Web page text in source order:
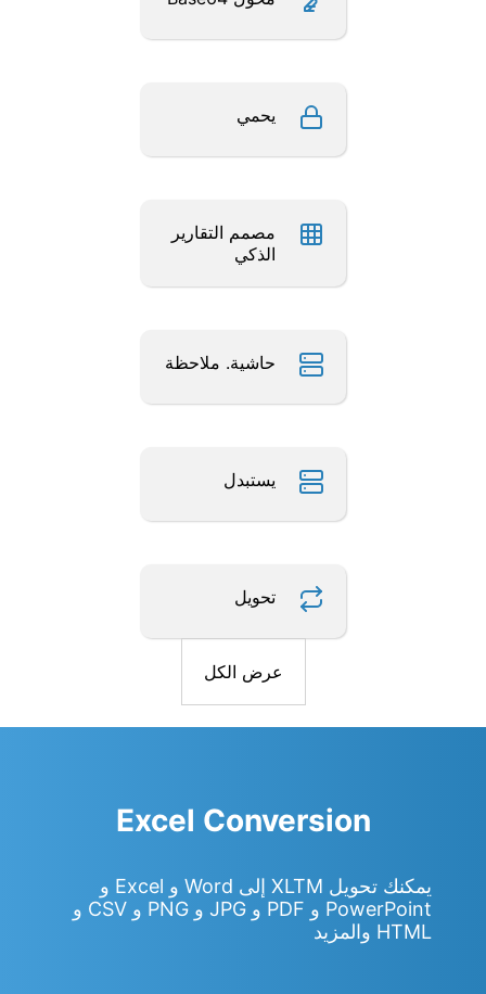
يحمي
مصمم التقارير
الذكي
حاشية. ملاحظة
يستبدل
تحويل
عرض الكل
Excel Conversion
يمكنك تحويل XLTM إلى Word و Excel و
PowerPoint و PDF و JPG و PNG و CSV و
HTML والمزيد